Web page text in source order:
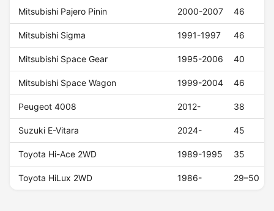
Mitsubishi Pajero Pinin 2000-2007 46
Mitsubishi Sigma 1991-1997 46
Mitsubishi Space Gear 1995-2006 40
Mitsubishi Space Wagon 1999-2004 46
Peugeot 4008 2012- 38
Suzuki E-Vitara 2024- 45
Toyota Hi-Ace 2WD 1989-1995 35
Toyota HiLux 2WD 1986- 29–50